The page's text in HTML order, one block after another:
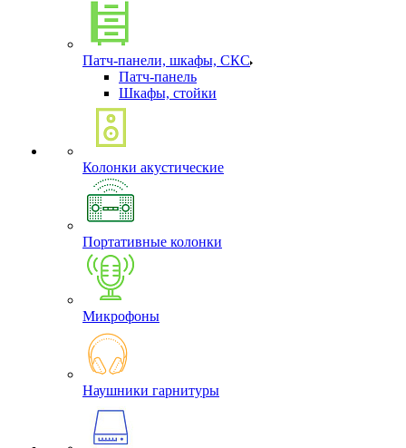
Патч-панели, шкафы, СКС
Патч-панель
Шкафы, стойки
Колонки акустические
Портативные колонки
Микрофоны
Наушники гарнитуры